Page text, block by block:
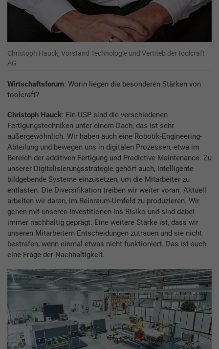
Christoph Hauck, Vorstand Technologie und Vertrieb der toolcraft
AG
Wirtschaftsforum: Worin liegen die besonderen Stärken von
toolcraft?
Christoph Hauck: Ein USP sind die verschiedenen
Fertigungstechniken unter einem Dach, das ist sehr
außergewöhnlich. Wir haben auch eine Robotik-Engineering-
Abteilung und bewegen uns in digitalen Prozessen, etwa im
Bereich der additiven Fertigung und Predictive Maintenance. Zu
unserer Digitalisierungsstrategie gehört auch, intelligente
bildgebende Systeme einzusetzen, um die Mitarbeiter zu
entlasten. Die Diversifikation treiben wir weiter voran. Aktuell
arbeiten wir daran, im Reinraum-Umfeld zu produzieren. Wir
gehen mit unseren Investitionen ins Risiko und sind dabei
immer nachhaltig geprägt. Eine weitere Stärke ist, dass wir
unseren Mitarbeitern Entscheidungen zutrauen und sie nicht
bestrafen, wenn einmal etwas nicht funktioniert. Das ist auch
eine Frage der Nachhaltigkeit.